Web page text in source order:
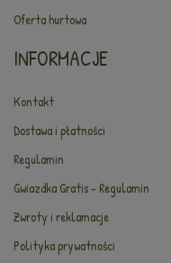
Oferta hurtowa
INFORMACJE
Kontakt
Dostawa i płatności
Regulamin
Gwiazdka Gratis - Regulamin
Zwroty i reklamacje
Polityka prywatności